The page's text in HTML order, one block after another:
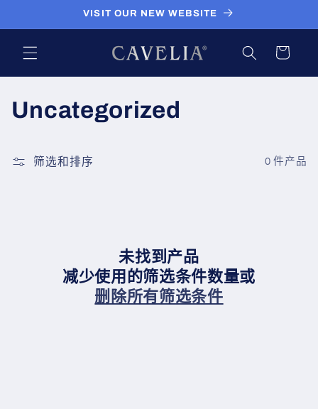
VISIT OUR NEW WEBSITE
物
收
:
Uncategorized
筛选和排序 0 件产品
未找到产品
减少使用的筛选条件数量或
删除所有筛选条件